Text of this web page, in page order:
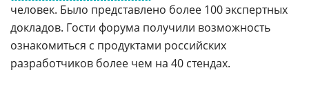
человек. Было представлено более 100 экспертных
докладов. Гости форума получили возможность
ознакомиться с продуктами российских
разработчиков более чем на 40 стендах.